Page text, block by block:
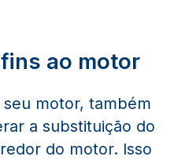
ao motor
motor, também
a substituição do
do motor. Isso